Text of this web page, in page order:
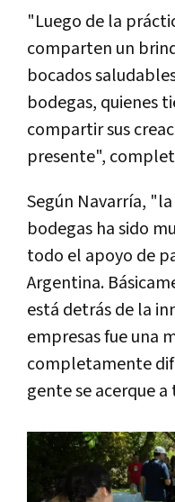
"Luego de la
comparten un
bocados
bodegas, quienes
compartir sus
presente",
Según Navarría,
bodegas ha sido
todo el apoyo de
Argentina.
está detrás de la
empresas fue una
completamente
gente se acerque